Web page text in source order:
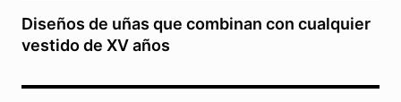
Diseños de uñas que combinan con cualquier
vestido de XV años